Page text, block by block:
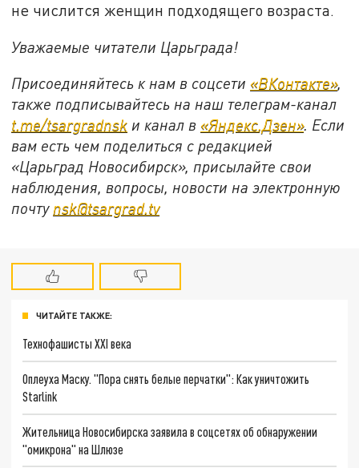
не числится женщин подходящего возраста.
Уважаемые читатели Царьграда!
Присоединяйтесь к нам в соцсети «ВКонтакте»,
также подписывайтесь на наш телеграм-канал
t.me/tsargradnsk и канал в «Яндекс.Дзен». Если
вам есть чем поделиться с редакцией
«Царьград Новосибирск», присылайте свои
наблюдения, вопросы, новости на электронную
почту nsk@tsargrad.tv
ЧИТАЙТЕ ТАКЖЕ:
Технофашисты XXI века
Оплеуха Маску. "Пора снять белые перчатки": Как уничтожить
Starlink
Жительница Новосибирска заявила в соцсетях об обнаружении
"омикрона" на Шлюзе